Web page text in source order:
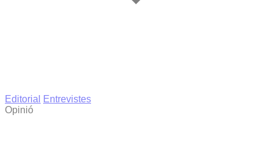
Editorial
Entrevistes
Opinió